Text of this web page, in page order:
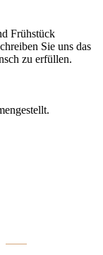
Frühstück
Sie uns das
zu erfüllen.